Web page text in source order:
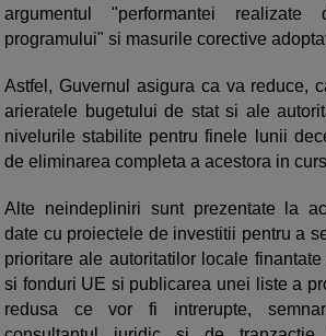
argumentul "performantei
programului" si masurile corective
Astfel, Guvernul asigura ca va reduce,
arieratele bugetului de stat si ale
nivelurile stabilite pentru finele lunii
de eliminarea completa a acestora in
Alte neindepliniri sunt prezentate la
date cu proiectele de investitii pentru a
prioritare ale autoritatilor locale
si fonduri UE si publicarea unei liste a
redusa ce vor fi intrerupte,